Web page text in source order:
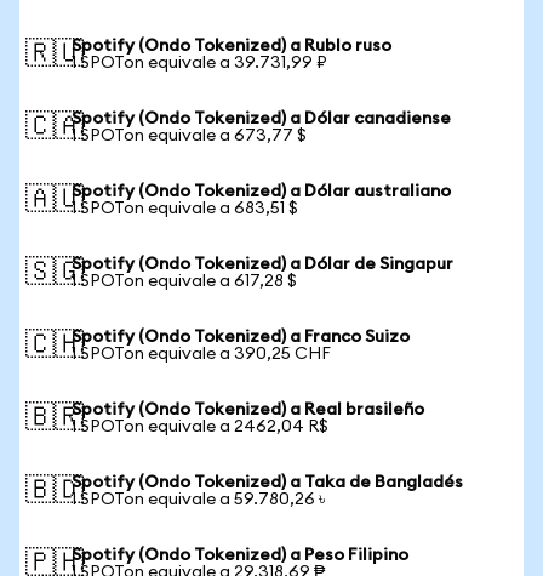
🇷🇺Spotify (Ondo Tokenized) a Rublo ruso
1 SPOTon equivale a 39.731,99 ₽
🇨🇦Spotify (Ondo Tokenized) a Dólar canadiense
1 SPOTon equivale a 673,77 $
🇦🇺Spotify (Ondo Tokenized) a Dólar australiano
1 SPOTon equivale a 683,51 $
🇸🇬Spotify (Ondo Tokenized) a Dólar de Singapur
1 SPOTon equivale a 617,28 $
🇨🇭Spotify (Ondo Tokenized) a Franco Suizo
1 SPOTon equivale a 390,25 CHF
🇧🇷Spotify (Ondo Tokenized) a Real brasileño
1 SPOTon equivale a 2462,04 R$
🇧🇩Spotify (Ondo Tokenized) a Taka de Bangladés
1 SPOTon equivale a 59.780,26 ৳
🇵🇭Spotify (Ondo Tokenized) a Peso Filipino
1 SPOTon equivale a 29.318,69 ₱